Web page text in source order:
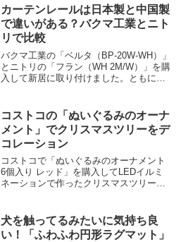
ダーなどを表示させることもできます。
ウッドモデルはカリモク家具が製造。
カーテンレールは日本製と中国製
で違いがある？バクマ工業とニト
リで比較
バクマ工業の「ベルタ（BP-20W-WH）」
とニトリの「フラン（WH 2M/W）」を購
入して新居に取り付けました。ともにダ
産、後者は中国製という違いがありま
す。残念ながら日本製だからと言っても
スムーズにカーテンが開閉できるわけで
はなく、ちょっと引っ掛かる感じがしま
す。むしろニトリはブラケットが3ヶ所で
取り付けが楽、ネジも3種類付属していて
親切だと思いました。
コストコの「ぬいぐるみのオーナ
メント」でクリスマスツリーをデ
コレーション
コストコで「ぬいぐるみのオーナメント
6個入り レッド」を購入してLEDイルミ
ネーションで作ったクリスマスツリーを
クロウ、スノーマン、犬、ペンギンがセ
ットになっています。
犬を触ってるみたいに気持ち良
い！「ふわふわ円形ラグマット」